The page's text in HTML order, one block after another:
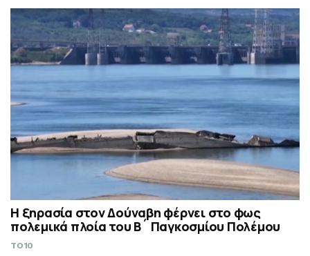
Η ξηρασία στον Δούναβη φέρνει στο φως
πολεμικά πλοία του Β´ Παγκοσμίου Πολέμου
TO10